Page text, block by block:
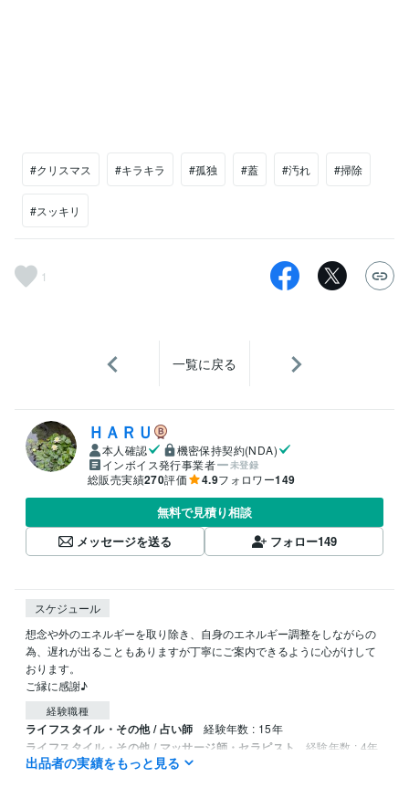
#クリスマス #キラキラ #孤独 #蓋 #汚れ #掃除
#スッキリ
1
一覧に戻る
ＨＡＲＵ
本人確認
機密保持契約(NDA)
インボイス発行事業者
未登録
総販売実績270評価 4.9フォロワー149
無料で見積り相談
メッセージを送る
フォロー149
スケジュール
想念や外のエネルギーを取り除き、自身のエネルギー調整をしながらの
為、遅れが出ることもありますが丁寧にご案内できるように心がけして
おります。
経験職種
ライフスタイル・その他 / 占い師 経験年数 : 15年
ライフスタイル・その他 / マッサージ師・セラピスト 経験年数 : 4年
出品者の実績をもっと見る